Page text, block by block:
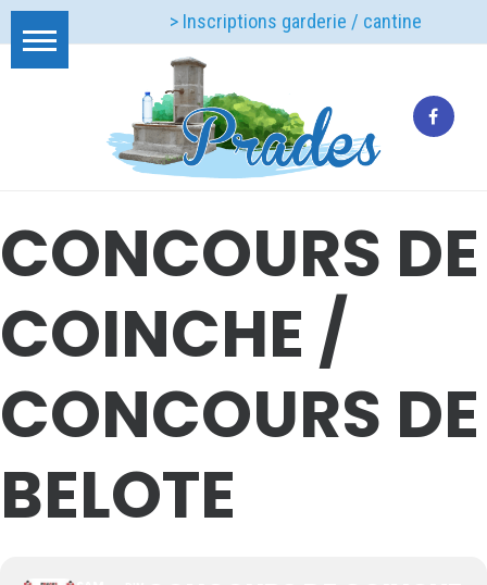
> Inscriptions garderie / cantine
CONCOURS DE
COINCHE /
CONCOURS DE
BELOTE